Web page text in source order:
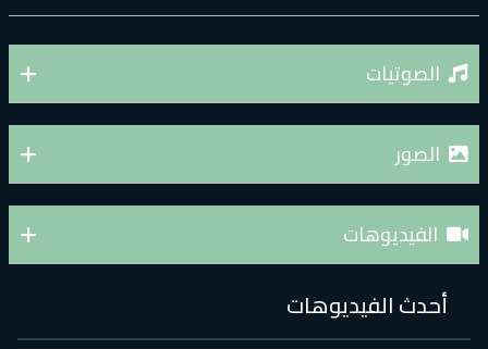
الصوتيات
الصور
الفيديوهات
أحدث الفيديوهات